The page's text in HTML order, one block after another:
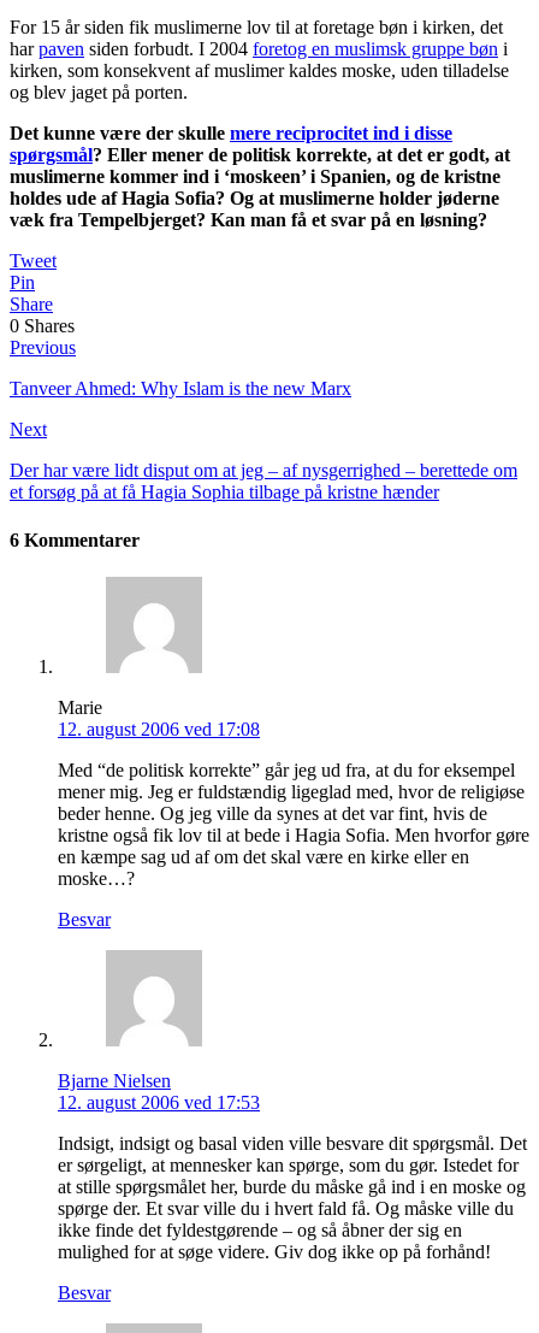
For 15 år siden fik muslimerne lov til at foretage bøn i kirken, det
harpaven siden forbudt. I 2004 foretog en muslimsk gruppe bøn i
kirken, som konsekvent af muslimer kaldes moske, uden tilladelse
og blev jaget på porten.
Det kunne være der skulle mere reciprocitet ind i disse
spørgsmål? Eller mener de politisk korrekte, at det er godt, at
muslimerne kommer ind i ‘moskeen’ i Spanien, og de kristne
holdes ude af Hagia Sofia? Og at muslimerne holder jøderne
væk fra Tempelbjerget? Kan man få et svar på en løsning?
Tweet
Pin
Share
0 Shares
Previous
Tanveer Ahmed: Why Islam is the new Marx
Next
Der har være lidt disput om at jeg – af nysgerrighed – berettede om
et forsøg på at få Hagia Sophia tilbage på kristne hænder
6 Kommentarer
Marie
12. august 2006 ved 17:08
Med “de politisk korrekte” går jeg ud fra, at du for eksempel
mener mig. Jeg er fuldstændig ligeglad med, hvor de religiøse
beder henne. Og jeg ville da synes at det var fint, hvis de
kristne også fik lov til at bede i Hagia Sofia. Men hvorfor gøre
en kæmpe sag ud af om det skal være en kirke eller en
moske…?
Besvar
Bjarne Nielsen
12. august 2006 ved 17:53
Indsigt, indsigt og basal viden ville besvare dit spørgsmål. Det
er sørgeligt, at mennesker kan spørge, som du gør. Istedet for
at stille spørgsmålet her, burde du måske gå ind i en moske og
spørge der. Et svar ville du i hvert fald få. Og måske ville du
ikke finde det fyldestgørende – og så åbner der sig en
mulighed for at søge videre. Giv dog ikke op på forhånd!
Besvar